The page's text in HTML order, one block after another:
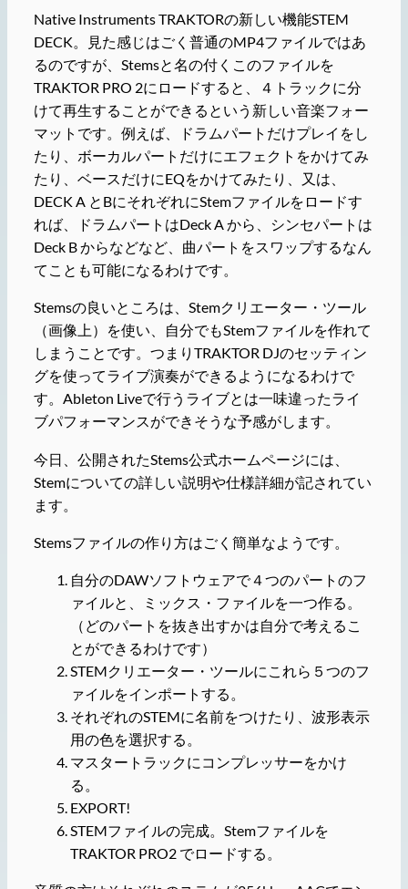
Native Instruments TRAKTORの新しい機能STEM
DECK。見た感じはごく普通のMP4ファイルではあ
るのですが、Stemsと名の付くこのファイルを
TRAKTOR PRO 2にロードすると、４トラックに分
けて再生することができるという新しい音楽フォー
マットです。例えば、ドラムパートだけプレイをし
たり、ボーカルパートだけにエフェクトをかけてみ
たり、ベースだけにEQをかけてみたり、又は、
DECK A とBにそれぞれにStemファイルをロードす
れば、ドラムパートはDeck A から、シンセパートは
Deck B からなどなど、曲パートをスワップするなん
てことも可能になるわけです。
Stemsの良いところは、Stemクリエーター・ツール
（画像上）を使い、自分でもStemファイルを作れて
しまうことです。つまりTRAKTOR DJのセッティン
グを使ってライブ演奏ができるようになるわけで
す。Ableton Liveで行うライブとは一味違ったライ
ブパフォーマンスができそうな予感がします。
今日、公開されたStems公式ホームページには、
Stemについての詳しい説明や仕様詳細が記されてい
ます。
Stemsファイルの作り方はごく簡単なようです。
自分のDAWソフトウェアで４つのパートのフ
ァイルと、ミックス・ファイルを一つ作る。
（どのパートを抜き出すかは自分で考えるこ
とができるわけです）
STEMクリエーター・ツールにこれら５つのフ
ァイルをインポートする。
それぞれのSTEMに名前をつけたり、波形表示
用の色を選択する。
マスタートラックにコンプレッサーをかけ
る。
EXPORT!
STEMファイルの完成。Stemファイルを
TRAKTOR PRO2 でロードする。